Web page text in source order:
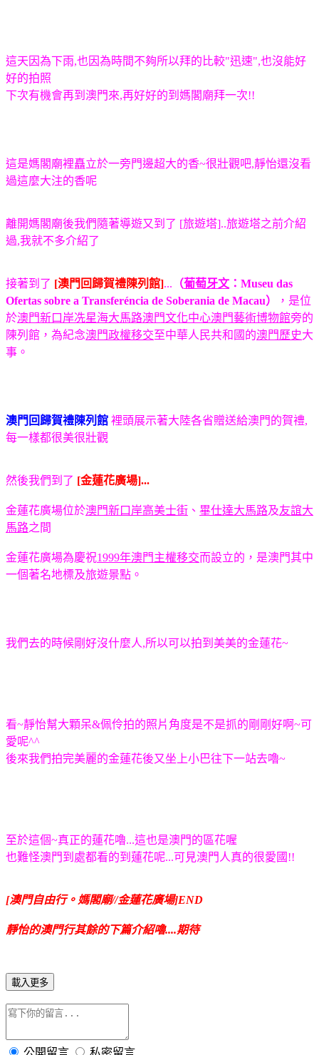
這天因為下雨,也因為時間不夠所以拜的比較"迅速",也沒能好
好的拍照
下次有機會再到澳門來,再好好的到媽閣廟拜一次!!
這是媽閣廟裡矗立於一旁門邊超大的香~很壯觀吧,靜怡還沒看
過這麼大注的香呢
離開媽閣廟後我們隨著導遊又到了 [旅遊塔]..旅遊塔之前介紹
過,我就不多介紹了
接著到了 [澳門回歸賀禮陳列館]... （葡萄牙文 ： Museu das
Ofertas sobre a Transferéncia de Soberania de Macau）
，是位
於澳門新口岸冼星海大馬路澳門文化中心澳門藝術博物館旁的
陳列館，為紀念澳門政權移交至中華人民共和國的澳門歷史大
事。
澳門回歸賀禮陳列館 裡頭展示著大陸各省贈送給澳門的賀禮,
每一樣都很美很壯觀
然後我們到了 [金蓮花廣場]...
金蓮花廣場位於澳門新口岸高美士街 、 畢仕達大馬路及友誼大
馬路之間
金蓮花廣場為慶祝1999年澳門主權移交而設立的，是澳門其中
一個著名地標及旅遊景點。
我們去的時候剛好沒什麼人,所以可以拍到美美的金蓮花~
看~靜怡幫大顆呆&佩伶拍的照片角度是不是抓的剛剛好啊~可
愛呢^^
後來我們拍完美麗的金蓮花後又坐上小巴往下一站去嚕~
至於這個~真正的蓮花嚕...這也是澳門的區花喔
也難怪澳門到處都看的到蓮花呢...可見澳門人真的很愛國!!
[澳門自由行。媽閣廟//金蓮花廣場]END
靜怡的澳門行其餘的下篇介紹嚕....期待
載入更多
公開留言 私密留言